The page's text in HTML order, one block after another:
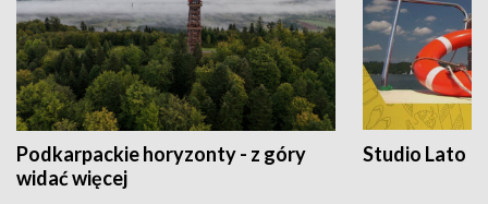
Podkarpackie horyzonty - z góry
widać więcej
Studio Lato